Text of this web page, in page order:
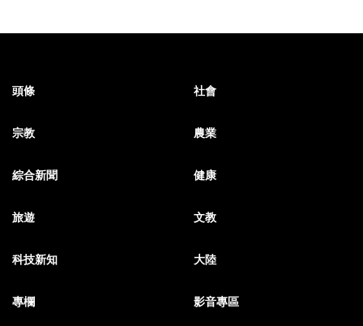
頭條 社會
宗教 農業
綜合新聞 健康
旅遊 文教
科技新知 大陸
專欄 影音專區